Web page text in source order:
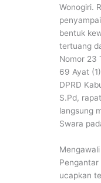
Wonogiri.
bentuk
tertuang
Nomor 23
69 Ayat
DPRD
S.Pd,
langsung
Swara
Pengantar
ucapkan